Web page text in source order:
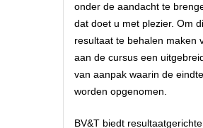
onder de aandacht te
dat doet u met plezier. Om
resultaat te behalen maken
aan de cursus een
van aanpak waarin de
worden opgenomen.
BV&T biedt resultaatgerichte